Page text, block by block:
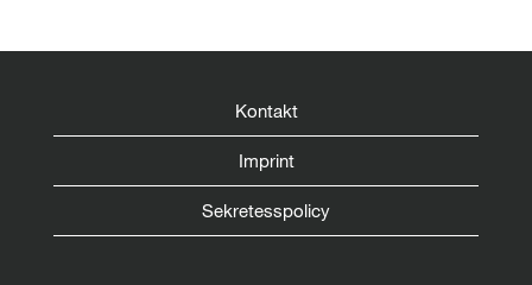
Kontakt
Imprint
Sekretesspolicy